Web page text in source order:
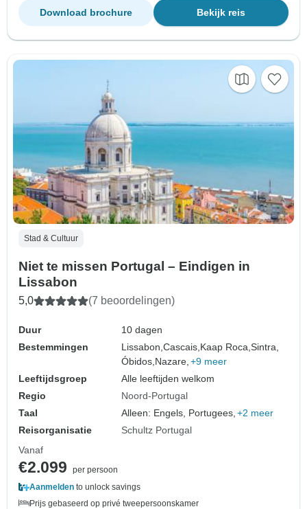
Bekijk reis
Download brochure
Stad & Cultuur
Niet te missen Portugal – Eindigen in
Lissabon
5,0 (7 beoordelingen)
Duur
10 dagen
Bestemmingen
Lissabon,Cascais, Kaap Roca,Sintra,
Óbidos, Nazare, +9 meer
Leeftijdsgroep
Alle leeftijden welkom
Regio
Noord-Portugal
Taal
Alleen: Engels, Portugees, +2 meer
Reisorganisatie
Schultz Portugal
Vanaf
€2.099
per persoon
Aanmelden to unlock savings
Prijs gebaseerd op privé tweepersoonskamer